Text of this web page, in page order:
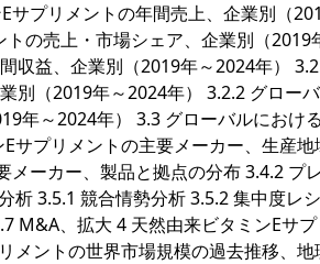
プリメントの年間売上、企業別（
の売上・市場シェア、企業別（2019
収益、企業別（2019年～2024年）
別（2019年～2024年） 3.2.2 グロー
年～2024年） 3.3 グローバルにおけ
プリメントの主要メーカー、生産地
ーカー、製品と拠点の分布 3.4.2 プ
3.5.1 競合情勢分析 3.5.2 集中度レシ
M&A、拡大 4 天然由来ビタミンEサ
メントの世界市場規模の過去推移、